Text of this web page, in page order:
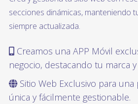
secciones dinámicas, manteniendo
siempre actualizada.
Creamos una APP Móvil
negocio, destacando tu marca
Sitio Web Exclusivo para una
única y fácilmente gestionable.